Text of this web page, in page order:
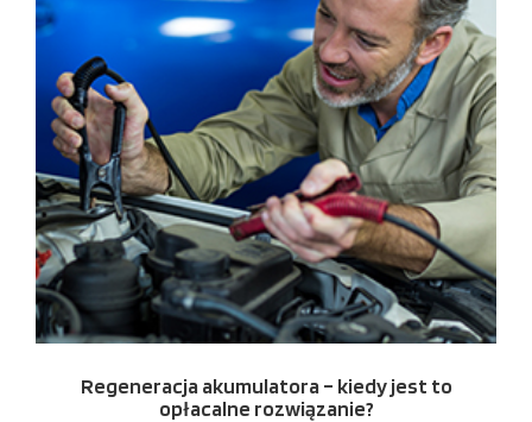
Regeneracja akumulatora – kiedy jest to
opłacalne rozwiązanie?